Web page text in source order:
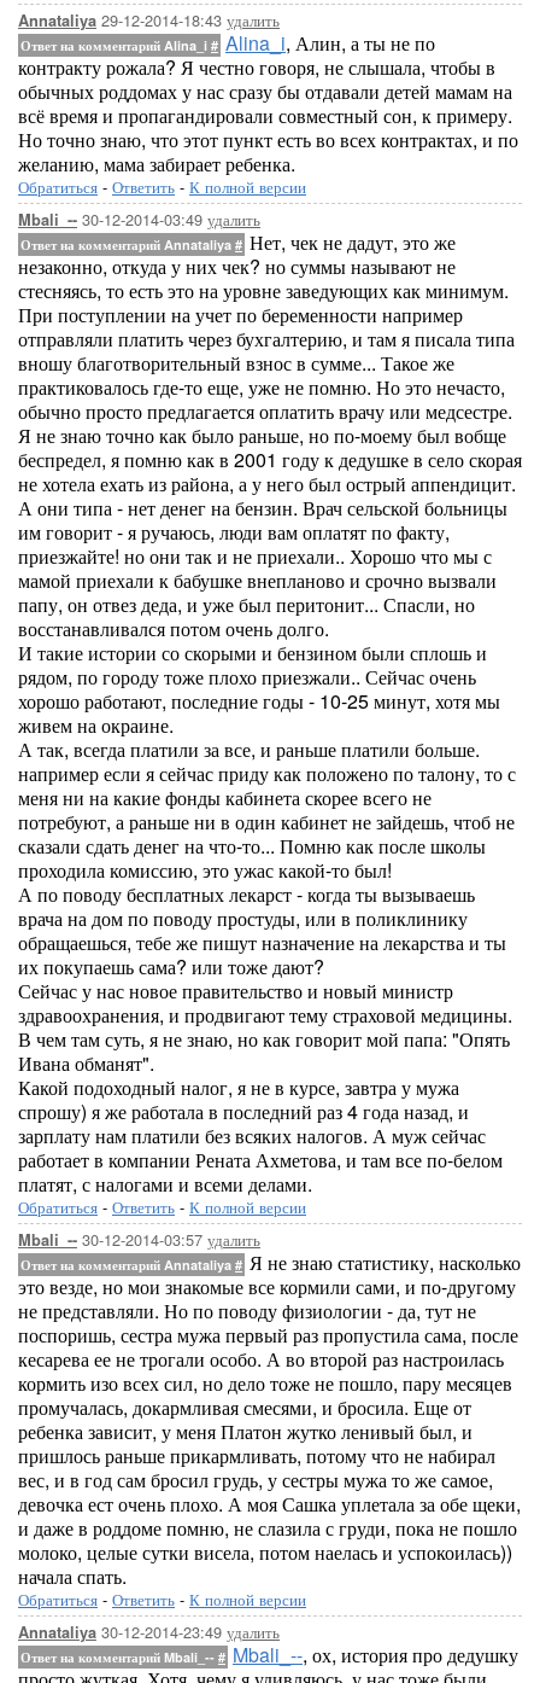
Annataliya 29-12-2014-18:43 удалить
Ответ на комментарий Alina_i # Alina_i, Алин, а ты не по
контракту рожала? Я честно говоря, не слышала, чтобы в
обычных роддомах у нас сразу бы отдавали детей мамам на
всё время и пропагандировали совместный сон, к примеру.
Но точно знаю, что этот пункт есть во всех контрактах, и по
желанию, мама забирает ребенка.
Обратиться - Ответить - К полной версии
Mbali_-- 30-12-2014-03:49 удалить
Ответ на комментарий Annataliya # Нет, чек не дадут, это же
незаконно, откуда у них чек? но суммы называют не
стесняясь, то есть это на уровне заведующих как минимум.
При поступлении на учет по беременности например
отправляли платить через бухгалтерию, и там я писала типа
вношу благотворительный взнос в сумме... Такое же
практиковалось где-то еще, уже не помню. Но это нечасто,
обычно просто предлагается оплатить врачу или медсестре.
Я не знаю точно как было раньше, но по-моему был вобще
беспредел, я помню как в 2001 году к дедушке в село скорая
не хотела ехать из района, а у него был острый аппендицит.
А они типа - нет денег на бензин. Врач сельской больницы
им говорит - я ручаюсь, люди вам оплатят по факту,
приезжайте! но они так и не приехали.. Хорошо что мы с
мамой приехали к бабушке внепланово и срочно вызвали
папу, он отвез деда, и уже был перитонит... Спасли, но
восстанавливался потом очень долго.
И такие истории со скорыми и бензином были сплошь и
рядом, по городу тоже плохо приезжали.. Сейчас очень
хорошо работают, последние годы - 10-25 минут, хотя мы
живем на окраине.
А так, всегда платили за все, и раньше платили больше.
например если я сейчас приду как положено по талону, то с
меня ни на какие фонды кабинета скорее всего не
потребуют, а раньше ни в один кабинет не зайдешь, чтоб не
сказали сдать денег на что-то... Помню как после школы
проходила комиссию, это ужас какой-то был!
А по поводу бесплатных лекарст - когда ты вызываешь
врача на дом по поводу простуды, или в поликлинику
обращаешься, тебе же пишут назначение на лекарства и ты
их покупаешь сама? или тоже дают?
Сейчас у нас новое правительство и новый министр
здравоохранения, и продвигают тему страховой медицины.
В чем там суть, я не знаю, но как говорит мой папа: "Опять
Ивана обманят".
Какой подоходный налог, я не в курсе, завтра у мужа
спрошу) я же работала в последний раз 4 года назад, и
зарплату нам платили без всяких налогов. А муж сейчас
работает в компании Рената Ахметова, и там все по-белом
платят, с налогами и всеми делами.
Обратиться - Ответить - К полной версии
Mbali_-- 30-12-2014-03:57 удалить
Ответ на комментарий Annataliya # Я не знаю статистику, насколько
это везде, но мои знакомые все кормили сами, и по-другому
не представляли. Но по поводу физиологии - да, тут не
поспоришь, сестра мужа первый раз пропустила сама, после
кесарева ее не трогали особо. А во второй раз настроилась
кормить изо всех сил, но дело тоже не пошло, пару месяцев
промучалась, докармливая смесями, и бросила. Еще от
ребенка зависит, у меня Платон жутко ленивый был, и
пришлось раньше прикармливать, потому что не набирал
вес, и в год сам бросил грудь, у сестры мужа то же самое,
девочка ест очень плохо. А моя Сашка уплетала за обе щеки,
и даже в роддоме помню, не слазила с груди, пока не пошло
молоко, целые сутки висела, потом наелась и успокоилась))
начала спать.
Обратиться - Ответить - К полной версии
Annataliya 30-12-2014-23:49 удалить
Ответ на комментарий Mbali_-- # Mbali_--, ох, история про дедушку